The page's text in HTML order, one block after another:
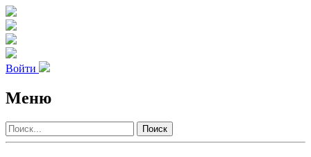
Войти
Меню
Поиск